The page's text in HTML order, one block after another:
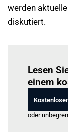
werden
diskutiert.
Lesen
einem
oder